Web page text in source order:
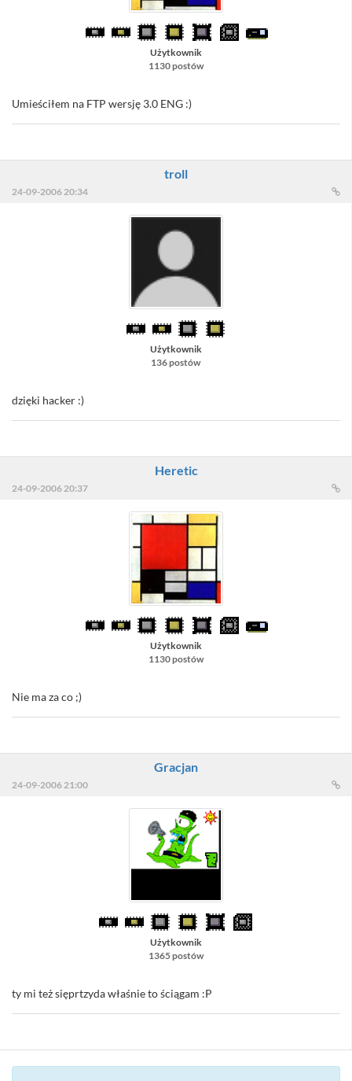
Użytkownik
1130 postów
Umieściłem na FTP wersję 3.0 ENG :)
troll
24-09-2006 20:34
Użytkownik
136 postów
dzięki hacker :)
Heretic
24-09-2006 20:37
Użytkownik
1130 postów
Nie ma za co ;)
Gracjan
24-09-2006 21:00
Użytkownik
1365 postów
ty mi też sięprtzyda właśnie to ściągam :P